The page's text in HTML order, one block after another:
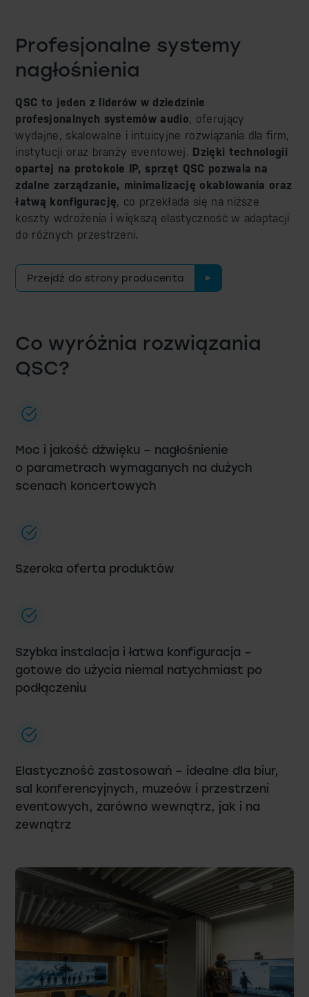
Profesjonalne systemy
nagłośnienia
QSC to jeden z liderów w dziedzinie
profesjonalnych systemów audio, oferujący
wydajne, skalowalne i intuicyjne rozwiązania dla firm,
instytucji oraz branży eventowej. Dzięki technologii
opartej na protokole IP, sprzęt QSC pozwala na
zdalne zarządzanie, minimalizację okablowania oraz
łatwą konfigurację, co przekłada się na niższe
koszty wdrożenia i większą elastyczność w adaptacji
do różnych przestrzeni.
Przejdź do strony producenta
Co wyróżnia rozwiązania
QSC?
Moc i jakość dźwięku – nagłośnienie
o parametrach wymaganych na dużych
scenach koncertowych
Szeroka oferta produktów
Szybka instalacja i łatwa konfiguracja –
gotowe do użycia niemal natychmiast po
podłączeniu
Elastyczność zastosowań – idealne dla biur,
sal konferencyjnych, muzeów i przestrzeni
eventowych, zarówno wewnątrz, jak i na
zewnątrz